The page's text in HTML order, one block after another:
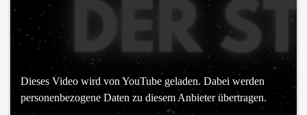
Dieses Video wird von YouTube geladen. Dabei werden
personenbezogene Daten zu diesem Anbieter übertragen.